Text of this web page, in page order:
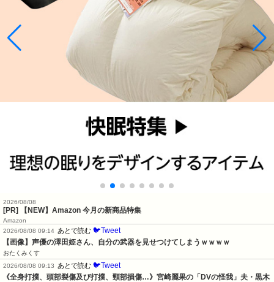
2026/08/08
[PR] 【NEW】Amazon 今月の新商品特集
Amazon
2026/08/08 09:14 あとで読む 🐦Tweet
【画像】声優の澤田姫さん、自分の武器を見せつけてしまうｗｗｗｗ
おたくみくす
2026/08/08 09:13
あとで読む 🐦Tweet
《全身打撲、頭部裂傷及び打撲、頸部損傷…》宮崎麗果の「DVの怪我」夫・黒木